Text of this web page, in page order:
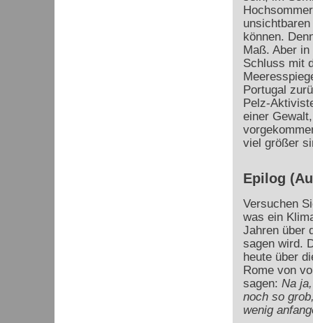
können.
Maß. Aber
Schluss mit
Portugal
Pelz-
einer
viel größer
Epilog
Versuchen
was ein
Jahren über
sagen wird.
heute über
Rome von
sagen: Na
noch so
wenig